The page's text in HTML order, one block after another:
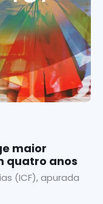
maior
quatro anos
(ICF), apurada